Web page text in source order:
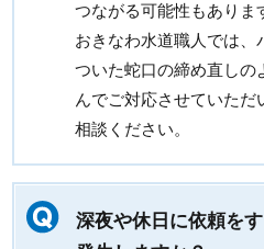
つながる可能性もありま
おきなわ水道職人では、
ついた蛇口の締め直しの
んでご対応させていた
相談ください。
深夜や休日に依頼を